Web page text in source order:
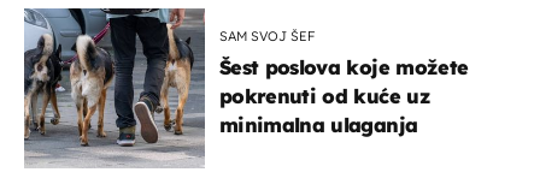
SAM SVOJ ŠEF
Šest poslova koje možete
pokrenuti od kuće uz
minimalna ulaganja